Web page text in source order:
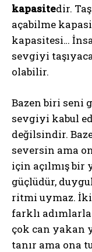
kapasitedir.
açabilme
kapasitesi…
sevgiyi
olabilir.
Bazen biri seni
sevgiyi kabul
değilsindir.
seversin ama
için açılmış bir
güçlüdür,
ritmi uymaz.
farklı
çok can yakan
tanır ama ona